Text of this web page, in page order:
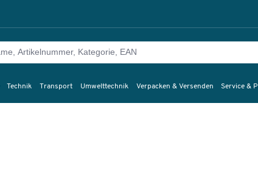
Technik Transport Umwelttechnik Verpacken & Versenden Service &